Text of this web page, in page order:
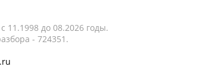
11.1998 до 08.2026 годы.
- 724351.